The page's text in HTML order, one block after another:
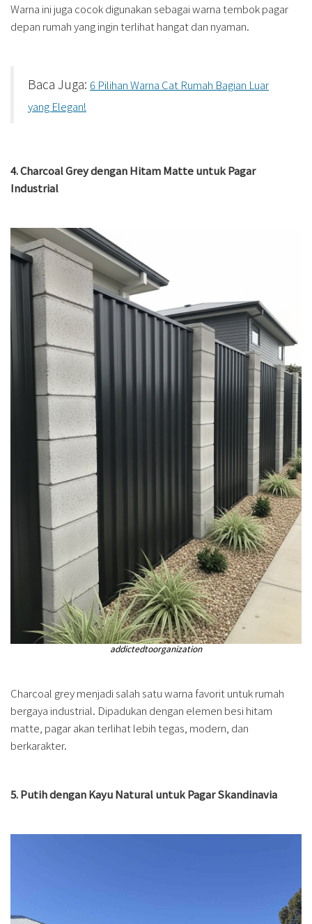
Warna ini juga cocok digunakan sebagai warna tembok pagar
depan rumah yang ingin terlihat hangat dan nyaman.
Baca Juga: 6 Pilihan Warna Cat Rumah Bagian Luar
yang Elegan!
4. Charcoal Grey dengan Hitam Matte untuk Pagar
Industrial
addictedtoorganization
Charcoal grey menjadi salah satu warna favorit untuk rumah
bergaya industrial. Dipadukan dengan elemen besi hitam
matte, pagar akan terlihat lebih tegas, modern, dan
berkarakter.
5. Putih dengan Kayu Natural untuk Pagar Skandinavia